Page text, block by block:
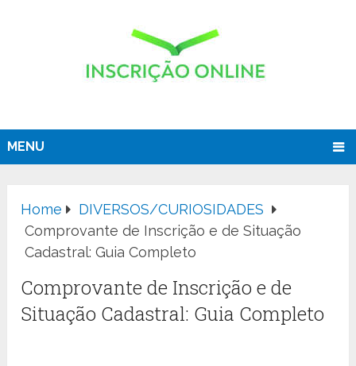
MENU
Home
DIVERSOS/CURIOSIDADES
Comprovante de Inscrição e de Situação
Cadastral: Guia Completo
Comprovante de Inscrição e de
Situação Cadastral: Guia Completo